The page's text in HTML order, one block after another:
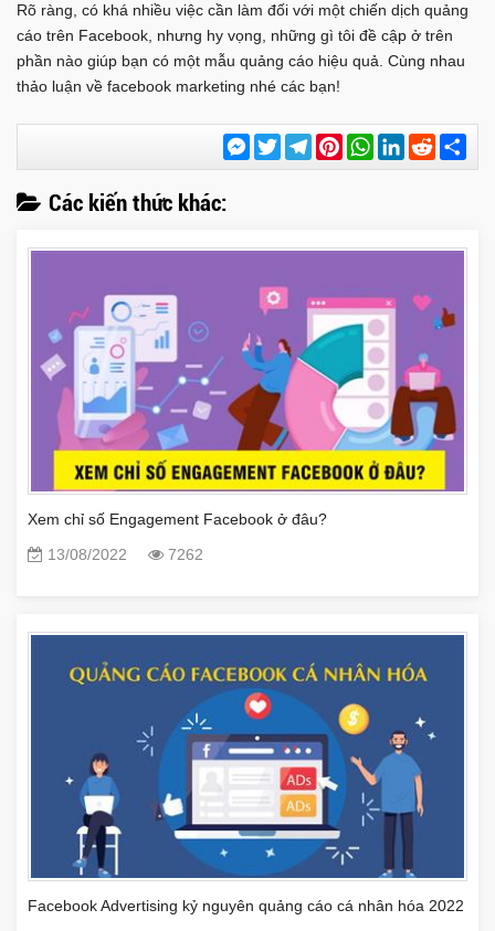
Rõ ràng, có khá nhiều việc cần làm đối với một chiến dịch quảng
cáo trên Facebook, nhưng hy vọng, những gì tôi đề cập ở trên
phần nào giúp bạn có một mẫu quảng cáo hiệu quả. Cùng nhau
thảo luận về facebook marketing nhé các bạn!
Messenger
TwitterTelegramPinterestWhatsApp
LinkedInReddit
Các kiến thức khác:
Xem chỉ số Engagement Facebook ở đâu?
13/08/2022
7262
Facebook Advertising kỷ nguyên quảng cáo cá nhân hóa 2022